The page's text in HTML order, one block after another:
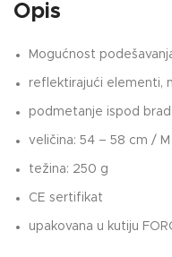
Opis
Mogućnost
reflektirajući elementi,
podmetanje ispod
veličina: 54 – 58 cm / M
težina: 250 g
CE sertifikat
upakovana u kutiju